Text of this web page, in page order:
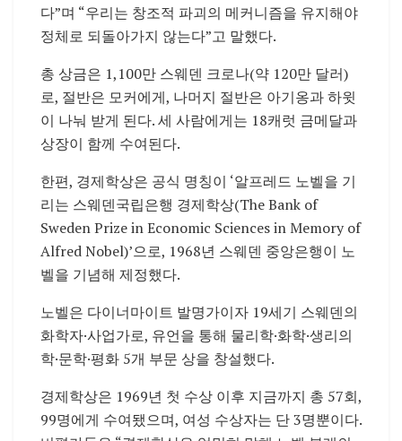
다”며 “우리는 창조적 파괴의 메커니즘을 유지해야
정체로 되돌아가지 않는다”고 말했다.
총 상금은 1,100만 스웨덴 크로나(약 120만 달러)
로, 절반은 모커에게, 나머지 절반은 아기옹과 하윗
이 나눠 받게 된다. 세 사람에게는 18캐럿 금메달과
상장이 함께 수여된다.
한편, 경제학상은 공식 명칭이 ‘알프레드 노벨을 기
리는 스웨덴국립은행 경제학상(The Bank of
Sweden Prize in Economic Sciences in Memory of
Alfred Nobel)’으로, 1968년 스웨덴 중앙은행이 노
벨을 기념해 제정했다.
노벨은 다이너마이트 발명가이자 19세기 스웨덴의
화학자·사업가로, 유언을 통해 물리학·화학·생리의
학·문학·평화 5개 부문 상을 창설했다.
경제학상은 1969년 첫 수상 이후 지금까지 총 57회,
99명에게 수여됐으며, 여성 수상자는 단 3명뿐이다.